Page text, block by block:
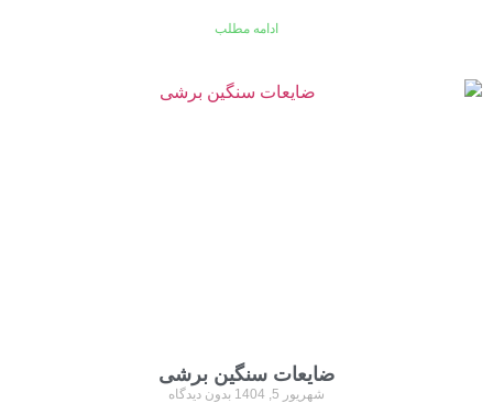
ادامه مطلب
ضایعات سنگین برشی
شهریور 5, 1404 بدون دیدگاه